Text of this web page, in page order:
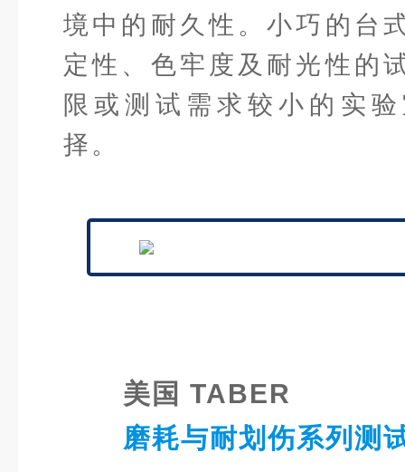
境中的耐久性。小巧的台
定性、色牢度及耐光性的
限或测试需求较小的实
择。
美国 TABER
磨耗与耐划伤系列测